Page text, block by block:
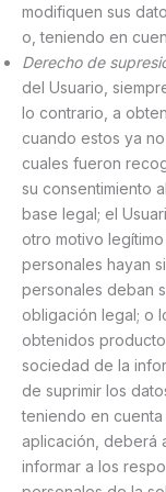
modifiquen sus
o, teniendo en
Derecho de
del Usuario,
lo contrario, a
cuando estos ya
cuales fueron
su consentimiento
base legal; el
otro motivo
personales hayan
personales deban
obligación legal; o
obtenidos
sociedad de la
de suprimir los
teniendo en
aplicación, deberá
informar a los